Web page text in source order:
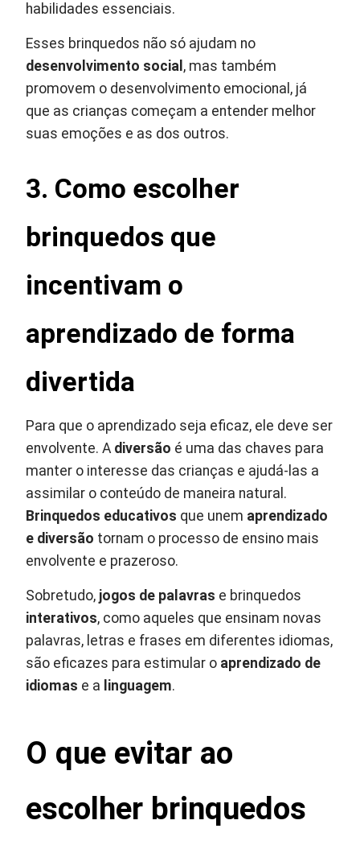
habilidades essenciais.
Esses brinquedos não só ajudam no
desenvolvimento social , mas também
promovem o desenvolvimento emocional, já
que as crianças começam a entender melhor
suas emoções e as dos outros.
3. Como escolher
brinquedos que
incentivam o
aprendizado de forma
divertida
Para que o aprendizado seja eficaz, ele deve ser
envolvente. A diversão é uma das chaves para
manter o interesse das crianças e ajudá-las a
assimilar o conteúdo de maneira natural.
Brinquedos educativos que unem aprendizado
e diversão tornam o processo de ensino mais
envolvente e prazeroso.
Sobretudo, jogos de palavras e brinquedos
interativos, como aqueles que ensinam novas
palavras, letras e frases em diferentes idiomas,
são eficazes para estimular o aprendizado de
idiomas e a linguagem.
O que evitar ao
escolher brinquedos